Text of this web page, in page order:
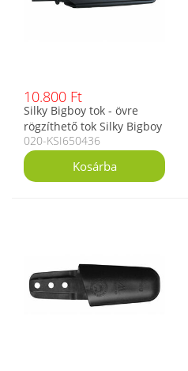
10.800 Ft
Silky Bigboy tok - övre
rögzíthető tok Silky Bigboy
fűrészhez
020-KSI650436